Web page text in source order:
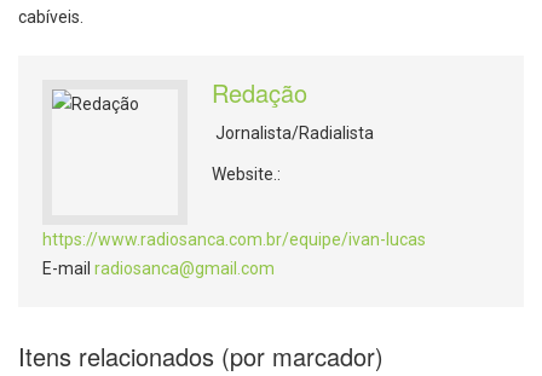
cabíveis.
Redação
Jornalista/Radialista
Website.:
https://www.radiosanca.com.br/equipe/ivan-lucas
E-mail radiosanca@gmail.com
Itens relacionados (por marcador)